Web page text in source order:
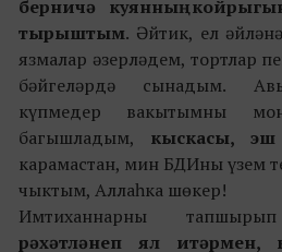
берничә куянның
тырыштым. Әйтик, ел
язмалар әзерләдем, тортлар
бәйгеләрдә сынадым.
күпмедер вакытымны
багышладым, кыскасы,
карамастан, мин БДИны үзем
чыктым, Аллаһка шөкер!
Имтиханнарны
рәхәтләнеп ял итәрмен,